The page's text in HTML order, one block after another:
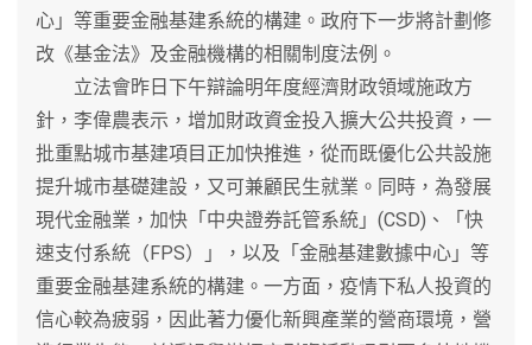
心」等重要金融基建系統的構建。政府下一步將計劃修
改《基金法》及金融機構的相關制度法例。
立法會昨日下午辯論明年度經濟財政領域施政方
針，李偉農表示，增加財政資金投入擴大公共投資，一
批重點城市基建項目正加快推進，從而既優化公共設施
提升城市基礎建設，又可兼顧民生就業。同時，為發展
現代金融業，加快「中央證券託管系統」(CSD)、「快
速支付系統（FPS）」，以及「金融基建數據中心」等
重要金融基建系統的構建。一方面，疫情下私人投資的
信心較為疲弱，因此著力優化新興產業的營商環境，營